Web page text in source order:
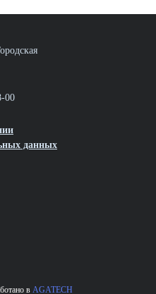
00
данных
в AGATECH